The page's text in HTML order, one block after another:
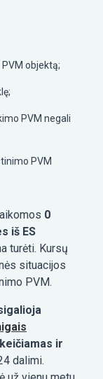
objektą;
PVM negali
PVM
0
iš ES
turėti. Kursų
situacijos
PVM.
ir
dalimi.